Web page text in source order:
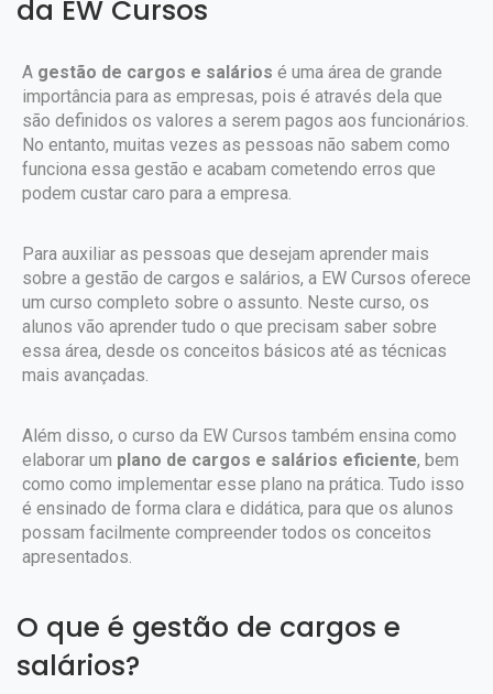
da EW Cursos
A gestão de cargos e salários é uma área de grande
importância para as empresas, pois é através dela que
são definidos os valores a serem pagos aos funcionários.
No entanto, muitas vezes as pessoas não sabem como
funciona essa gestão e acabam cometendo erros que
podem custar caro para a empresa.
Para auxiliar as pessoas que desejam aprender mais
sobre a gestão de cargos e salários, a EW Cursos oferece
um curso completo sobre o assunto. Neste curso, os
alunos vão aprender tudo o que precisam saber sobre
essa área, desde os conceitos básicos até as técnicas
mais avançadas.
Além disso, o curso da EW Cursos também ensina como
elaborar um plano de cargos e salários eficiente, bem
como como implementar esse plano na prática. Tudo isso
é ensinado de forma clara e didática, para que os alunos
possam facilmente compreender todos os conceitos
apresentados.
O que é gestão de cargos e
salários?